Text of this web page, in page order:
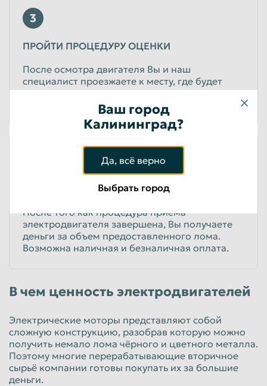
3
ПРОЙТИ ПРОЦЕДУРУ ОЦЕНКИ
После осмотра двигателя Вы и наш
специалист проезжаете к месту, где будет
произведено взвешивание и оценка по
ПОЛУЧИТЬ СВОИ ДЕНЬГИ
После того как процедура приема
электродвигателя завершена, Вы получаете
деньги за объем предоставленного лома.
Возможна наличная и безналичная оплата.
В чем ценность электродвигателей
Электрические моторы представляют собой
сложную конструкцию, разобрав которую можно
получить немало лома чёрного и цветного металла.
Поэтому многие перерабатывающие вторичное
сырьё компании готовы покупать их за большие
деньги.
Ваш город
Калининград?
Да, всё верно
Выбрать город